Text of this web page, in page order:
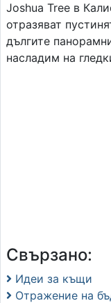
Joshua Tree в
отразяват
дългите
насладим на
Свързано:
Идеи за къщи
Отражение на